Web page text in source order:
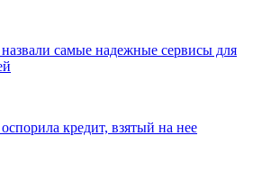
самые надежные сервисы для
кредит, взятый на нее